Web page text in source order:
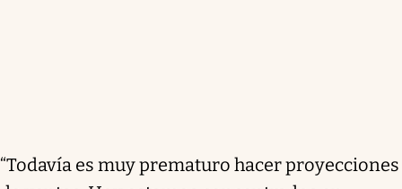
“Todavía es muy prematuro hacer proyecciones